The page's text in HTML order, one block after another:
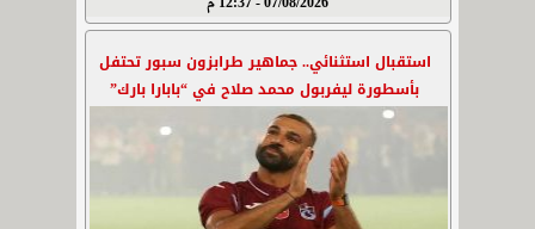
استقبال استثنائي.. جماهير طرابزون سبور تحتفل
بأسطورة ليفربول محمد صلاح في “بابارا بارك”